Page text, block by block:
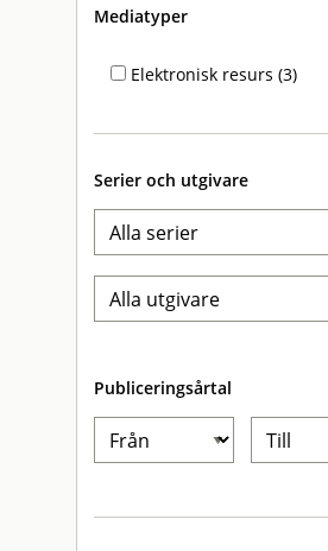
Mediatyper
Elektronisk resurs (3)
Serier och utgivare
Publiceringsårtal